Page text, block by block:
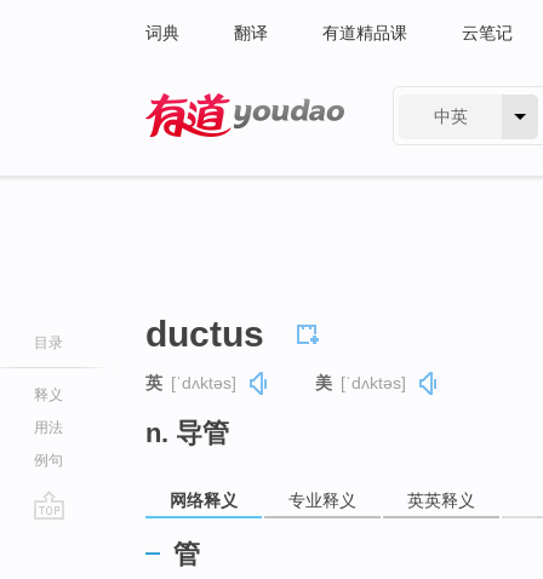
词典 翻译 有道精品课 云笔记
中英
目录
释义
用法
例句
ductus
英 [ˈdʌktəs] 美 [ˈdʌktəs]
n. 导管
网络释义 专业释义 英英释义
管